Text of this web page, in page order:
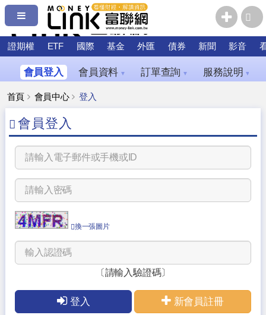
證期權 ETF 國際 基金 外匯 債券 新聞 影音
會員登入 會員資料 ▼ 訂單查詢 ▼ 服務說明 ▼
首頁 會員中心 登入
會員登入
換一張圖片
〔請輸入驗證碼〕
登入 新會員註冊